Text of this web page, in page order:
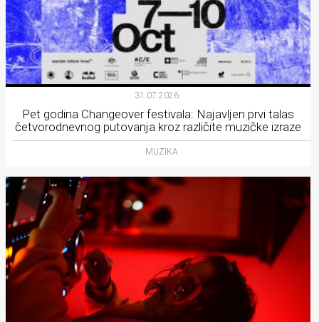
31.07.2026.
Pet godina Changeover festivala: Najavljen prvi talas
četvorodnevnog putovanja kroz različite muzičke izraze
MUZIKA